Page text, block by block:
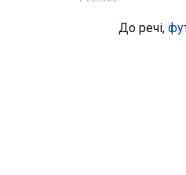
До речі,